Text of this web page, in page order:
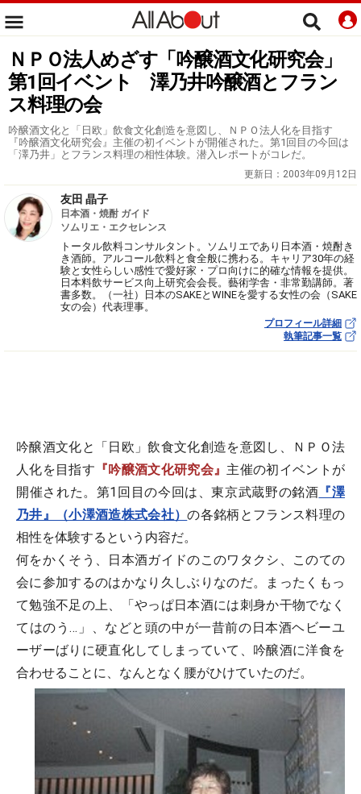
ＮＰＯ法人めざす「吟醸酒文化研究会」
第1回イベント 澤乃井吟醸酒とフラン
ス料理の会
吟醸酒文化と「日欧」飲食文化創造を意図し、ＮＰＯ法人化を目指す
『吟醸酒文化研究会』主催の初イベントが開催された。第1回目の今回は
「澤乃井」とフランス料理の相性体験。潜入レポートがコレだ。
更新日： 2003年09月12日
友田 晶子
日本酒・焼酎 ガイド
ソムリエ・エクセレンス
トータル飲料コンサルタント。ソムリエであり日本酒・焼酎き
き酒師。アルコール飲料と食全般に携わる。キャリア30年の経
験と女性らしい感性で愛好家・プロ向けに的確な情報を提供。
日本料飲サービス向上研究会会長。藝術学舎・非常勤講師。著
書多数。（一社）日本のSAKEとWINEを愛する女性の会（SAKE
女の会）代表理事。
プロフィール詳細
執筆記事一覧
吟醸酒文化と「日欧」飲食文化創造を意図し、ＮＰＯ法
人化を目指す 『吟醸酒文化研究会』 主催の初イベントが
開催された。第1回目の今回は、東京武蔵野の銘酒 『澤
乃井』（小澤酒造株式会社）の各銘柄とフランス料理の
相性を体験するという内容だ。
何をかくそう、日本酒ガイドのこのワタクシ、このての
会に参加するのはかなり久しぶりなのだ。まったくもっ
て勉強不足の上、「やっぱ日本酒には刺身か干物でなく
てはのう…」、などと頭の中が一昔前の日本酒ヘビーユ
ーザーばりに硬直化してしまっていて、吟醸酒に洋食を
合わせることに、なんとなく腰がひけていたのだ。